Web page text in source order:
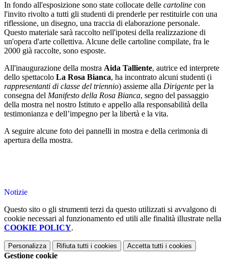
In fondo all'esposizione sono state collocate delle cartoline con
l'invito rivolto a tutti gli studenti di prenderle per restituirle con una
riflessione, un disegno, una traccia di elaborazione personale.
Questo materiale sarà raccolto nell'ipotesi della realizzazione di
un'opera d'arte collettiva. Alcune delle cartoline compilate, fra le
2000 già raccolte, sono esposte.
All'inaugurazione della mostra Aida Talliente, autrice ed interprete
dello spettacolo La Rosa Bianca, ha incontrato alcuni studenti (i
rappresentanti di classe del triennio) assieme alla Dirigente per la
consegna del Manifesto della Rosa Bianca, segno del passaggio
della mostra nel nostro Istituto e appello alla responsabilità della
testimonianza e dell’impegno per la libertà e la vita.
A seguire alcune foto dei pannelli in mostra e della cerimonia di
apertura della mostra.
Notizie
Questo sito o gli strumenti terzi da questo utilizzati si avvalgono di
cookie necessari al funzionamento ed utili alle finalità illustrate nella
COOKIE POLICY.
Personalizza Rifiuta tutti i cookies Accetta tutti i cookies
Gestione cookie